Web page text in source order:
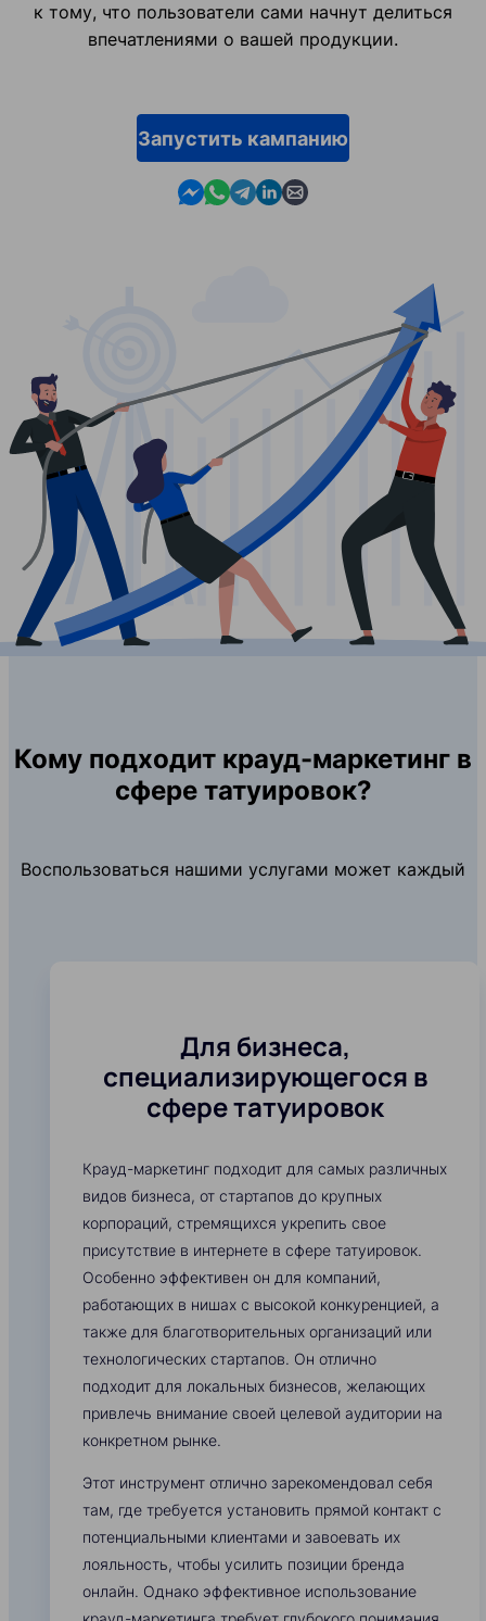
к тому, что пользователи сами начнут делиться
впечатлениями о вашей продукции.
Запустить кампанию
Contact us in Messenger
Contact us in WhatsApp
Contact us in Telegram
Contact us in Linkedin
Contact us by email
Кому подходит крауд-маркетинг в
сфере татуировок?
Воспользоваться нашими услугами может каждый
Для бизнеса,
специализирующегося в
сфере татуировок
Крауд-маркетинг подходит для самых различных
видов бизнеса, от стартапов до крупных
корпораций, стремящихся укрепить свое
присутствие в интернете в сфере татуировок.
Особенно эффективен он для компаний,
работающих в нишах с высокой конкуренцией, а
также для благотворительных организаций или
технологических стартапов. Он отлично
подходит для локальных бизнесов, желающих
привлечь внимание своей целевой аудитории на
конкретном рынке.
Этот инструмент отлично зарекомендовал себя
там, где требуется установить прямой контакт с
потенциальными клиентами и завоевать их
лояльность, чтобы усилить позиции бренда
онлайн. Однако эффективное использование